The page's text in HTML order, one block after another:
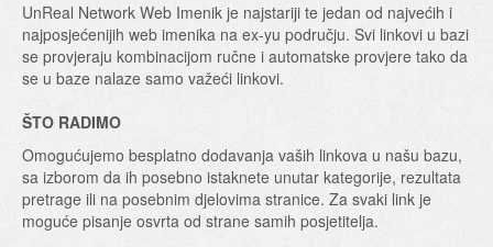
UnReal Network Web Imenik je najstariji te jedan od najvećih i
najposjećenijih web imenika na ex-yu području. Svi linkovi u bazi
se provjeraju kombinacijom ručne i automatske provjere tako da
se u baze nalaze samo važeći linkovi.
ŠTO RADIMO
Omogućujemo besplatno dodavanja vaših linkova u našu bazu,
sa izborom da ih posebno istaknete unutar kategorije, rezultata
pretrage ili na posebnim djelovima stranice. Za svaki link je
moguće pisanje osvrta od strane samih posjetitelja.